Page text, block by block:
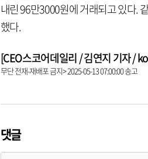
내린 96만3000원에 거래되고 있다.
했다.
[CEO스코어데일리 / 김연지 기자 /
무단 전재-재배포 금지> 2025-05-13 07:00:00 송고
댓글